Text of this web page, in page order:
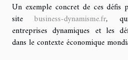
Un exemple concret de ces défis
sitebusiness-dynamisme.fr, qui
entreprises dynamiques et les
dans le contexte économique